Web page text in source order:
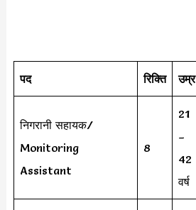
पद रिक्ति उम्र
निगरानी सहायक/
Monitoring
Assistant
8
21
–
42
वर्ष